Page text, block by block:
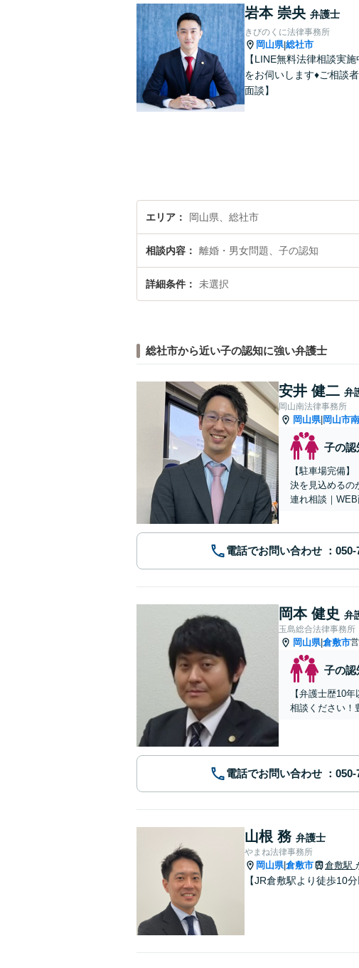
岩本 崇央 弁護士
きびのくに法律事務所
岡山県|総社市
【LINE無料法律相談実
をお伺いします♦ご相談
面談】
エリア 岡山県、総社市
相談内容 離婚・男女問題、子の認知
詳細条件 未選択
総社市から近い子の認知に強い弁護士
安井 健二 弁
岡山南法律事務所
岡山県| 岡山市
子の認
【駐車場完備
決を見込めるの
連れ相談｜WEB
電話でお問い合わせ
岡本 健史 弁
玉島総合法律事務所
岡山県|倉敷市
子の認
【弁護士歴10
相談ください！
電話でお問い合わせ
山根 務 弁護士
やまね法律事務所
岡山県|倉敷市 倉敷駅
【JR倉敷駅より徒歩10